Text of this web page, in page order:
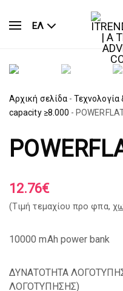
ΕΛ
Αρχική σελίδα - Τεχνολογία
capacity ≥8.000 -
12.76€
(Tιμή τεμαχίου προ φπα,
10000 mAh power bank
ΔΥΝΑΤΟΤΗΤΑ
ΛΟΓΟΤΥΠΗΣΗΣ)